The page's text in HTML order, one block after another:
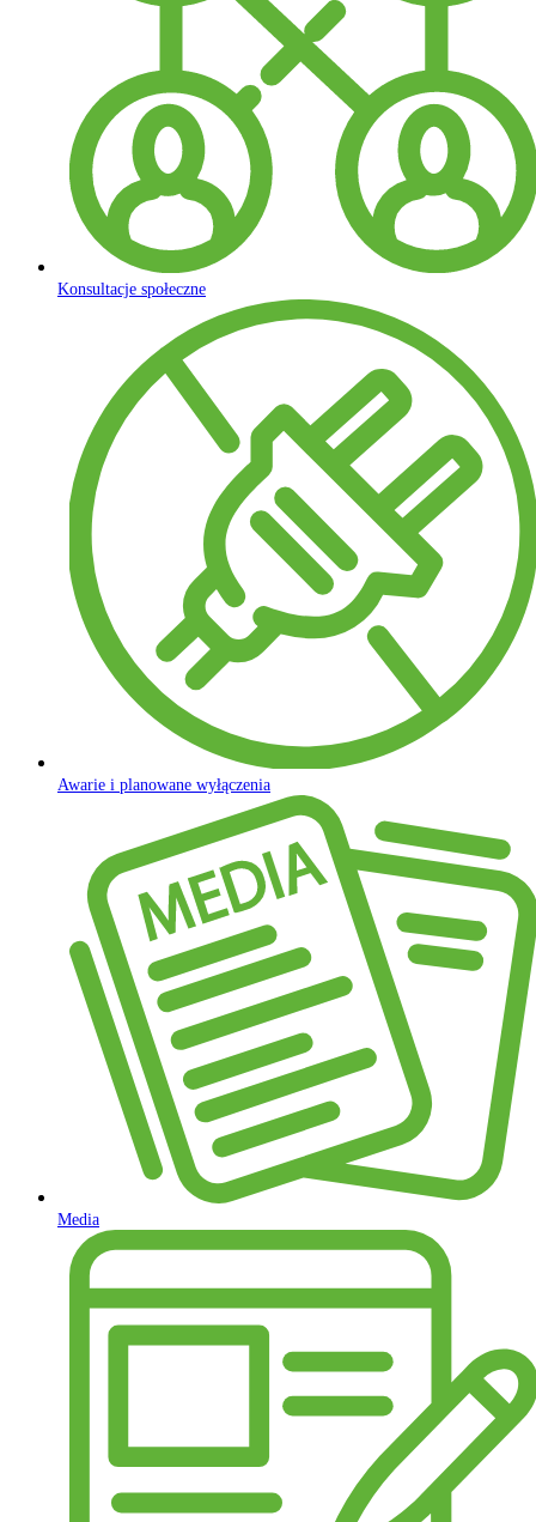
Konsultacje społeczne
Awarie i planowane wyłączenia
Media